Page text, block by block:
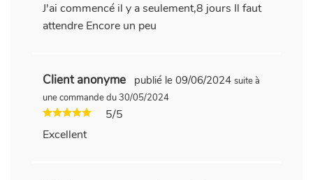
J'ai commencé il y a seulement,8 jours Il faut
attendre Encore un peu
Client anonyme publié le 09/06/2024suite à
une commande du 30/05/2024
5/5
Excellent